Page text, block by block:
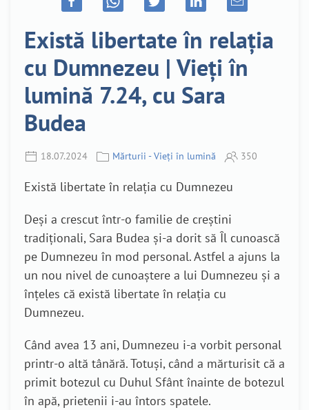
Există libertate în relația
cu Dumnezeu | Vieți în
lumină 7.24, cu Sara
Budea
18.07.2024 Mărturii - Vieți în lumină 350
Există libertate în relația cu Dumnezeu
Deși a crescut într-o familie de creștini
tradiționali, Sara Budea și-a dorit să Îl cunoască
pe Dumnezeu în mod personal. Astfel a ajuns la
un nou nivel de cunoaștere a lui Dumnezeu și a
înțeles că există libertate în relația cu
Dumnezeu.
Când avea 13 ani, Dumnezeu i-a vorbit personal
printr-o altă tânără. Totuși, când a mărturisit că a
primit botezul cu Duhul Sfânt înainte de botezul
în apă, prietenii i-au întors spatele.